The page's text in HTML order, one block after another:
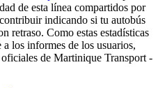
de esta línea compartidos por
indicando si tu autobús
retraso. Como estas estadísticas
a los informes de los usuarios,
de Martinique Transport -